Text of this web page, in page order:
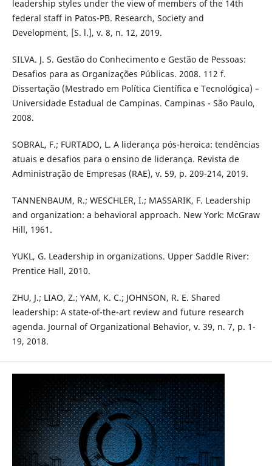
leadership styles under the view of members of the 14th
federal staff in Patos-PB. Research, Society and
Development, [S. l.], v. 8, n. 12, 2019.
SILVA. J. S. Gestão do Conhecimento e Gestão de Pessoas:
Desafios para as Organizações Públicas. 2008. 112 f.
Dissertação (Mestrado em Política Científica e Tecnológica) –
Universidade Estadual de Campinas. Campinas - São Paulo,
2008.
SOBRAL, F.; FURTADO, L. A liderança pós-heroica: tendências
atuais e desafios para o ensino de liderança. Revista de
Administração de Empresas (RAE), v. 59, p. 209-214, 2019.
TANNENBAUM, R.; WESCHLER, I.; MASSARIK, F. Leadership
and organization: a behavioral approach. New York: McGraw
Hill, 1961.
YUKL, G. Leadership in organizations. Upper Saddle River:
Prentice Hall, 2010.
ZHU, J.; LIAO, Z.; YAM, K. C.; JOHNSON, R. E. Shared
leadership: A state-of-the-art review and future research
agenda. Journal of Organizational Behavior, v. 39, n. 7, p. 1-
19, 2018.